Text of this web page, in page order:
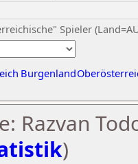
Spieler
Burgenland
Razvan
)